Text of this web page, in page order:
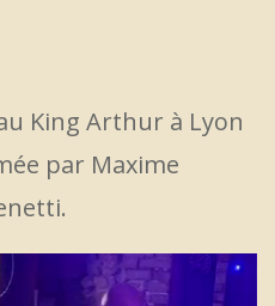
King Arthur à Lyon
par Maxime